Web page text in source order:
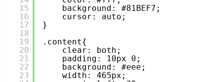
15
16
17
18
19
20
21
22
23
background: #81BEF7;
cursor: auto;
}
.content{
clear: both;
padding: 10px 0;
background: #eee;
width: 465px;